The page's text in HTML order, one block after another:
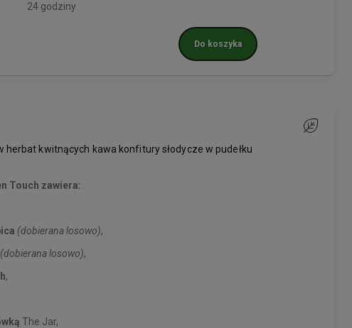
24 godziny
Do koszyka
kwitnących kawa konfitury słodycze w pudełku
Touch zawiera:
(dobierana losowo),
(dobierana losowo),
,
The Jar,
Do